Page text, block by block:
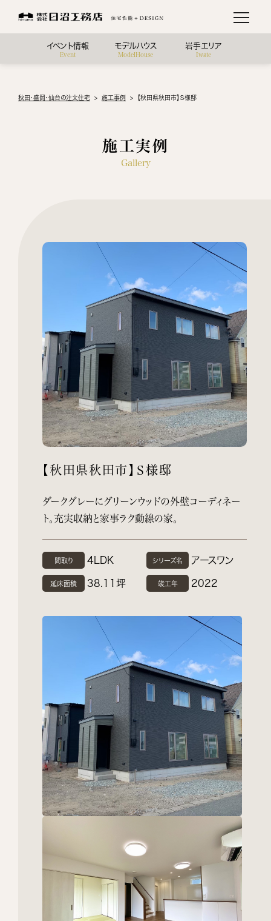
イベント情報
Event
モデルハウス
ModelHouse
岩手エリア
Iwate
秋田・盛岡・仙台の注文住宅 施工事例 【秋田県秋田市】Ｓ様邸
施工実例
Gallery
【秋田県秋田市】Ｓ様邸
ダークグレーにグリーンウッドの外壁コーディネー
ト。充実収納と家事ラク動線の家。
間取り 4LDK シリーズ名 アースワン
延床面積 38.11坪 竣工年 2022